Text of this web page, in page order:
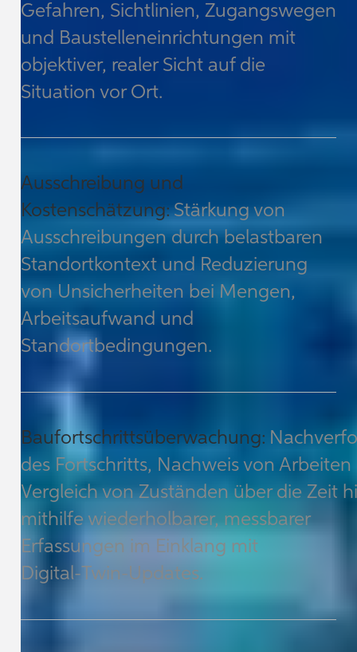
Gefahren, Sichtlinien, Zugangswegen
und Baustelleneinrichtungen mit
objektiver, realer Sicht auf die
Situation vor Ort.
Ausschreibung und
Kostenschätzung:Stärkung von
Ausschreibungen durch belastbaren
Standortkontext und Reduzierung
von Unsicherheiten bei Mengen,
Arbeitsaufwand und
Standortbedingungen.
Baufortschrittsüberwachung:
des Fortschritts, Nachweis von Arbeiten
Vergleich von Zuständen über die Zeit
mithilfe wiederholbarer, messbarer
Erfassungen im Einklang mit
Digital‑Twin‑Updates.